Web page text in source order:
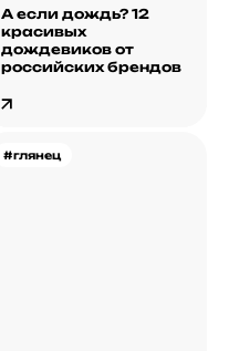
А если дождь? 12
красивых
дождевиков от
российских брендов
#глянец